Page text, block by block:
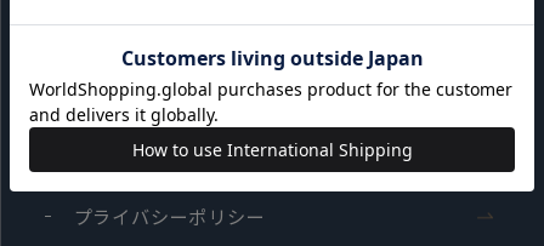
サイト利用規約
会員利用規約
プライバシーポリシー